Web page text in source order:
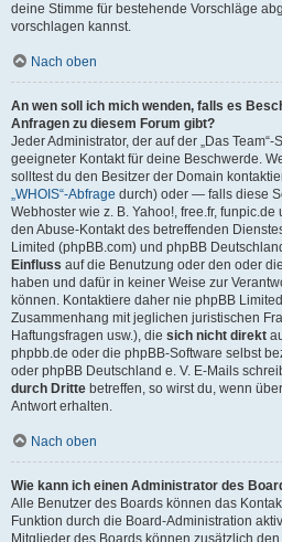
deine Stimme für bestehende Vorschläge
vorschlagen kannst.
Nach oben
An wen soll ich mich wenden, falls es
Anfragen zu diesem Forum gibt?
Jeder Administrator, der auf der „Das
geeigneter Kontakt für deine Beschwerde.
solltest du den Besitzer der Domain
„WHOIS“-Abfrage durch) oder — falls diese
Webhoster wie z. B. Yahoo!, free.fr,
den Abuse-Kontakt des betreffenden
Limited (phpBB.com) und phpBB
Einfluss auf die Benutzung oder den oder
haben und dafür in keiner Weise zur
können. Kontaktiere daher nie phpBB
Zusammenhang mit jeglichen juristischen
Haftungsfragen usw.), die sich nicht direkt
phpbb.de oder die phpBB-Software selbst
oder phpBB Deutschland e. V. E-Mails
durch Dritte betreffen, so wirst du, wenn
Antwort erhalten.
Nach oben
Wie kann ich einen Administrator des
Alle Benutzer des Boards können das
Funktion durch die Board-Administration
Mitglieder des Boards können zusätzlich den